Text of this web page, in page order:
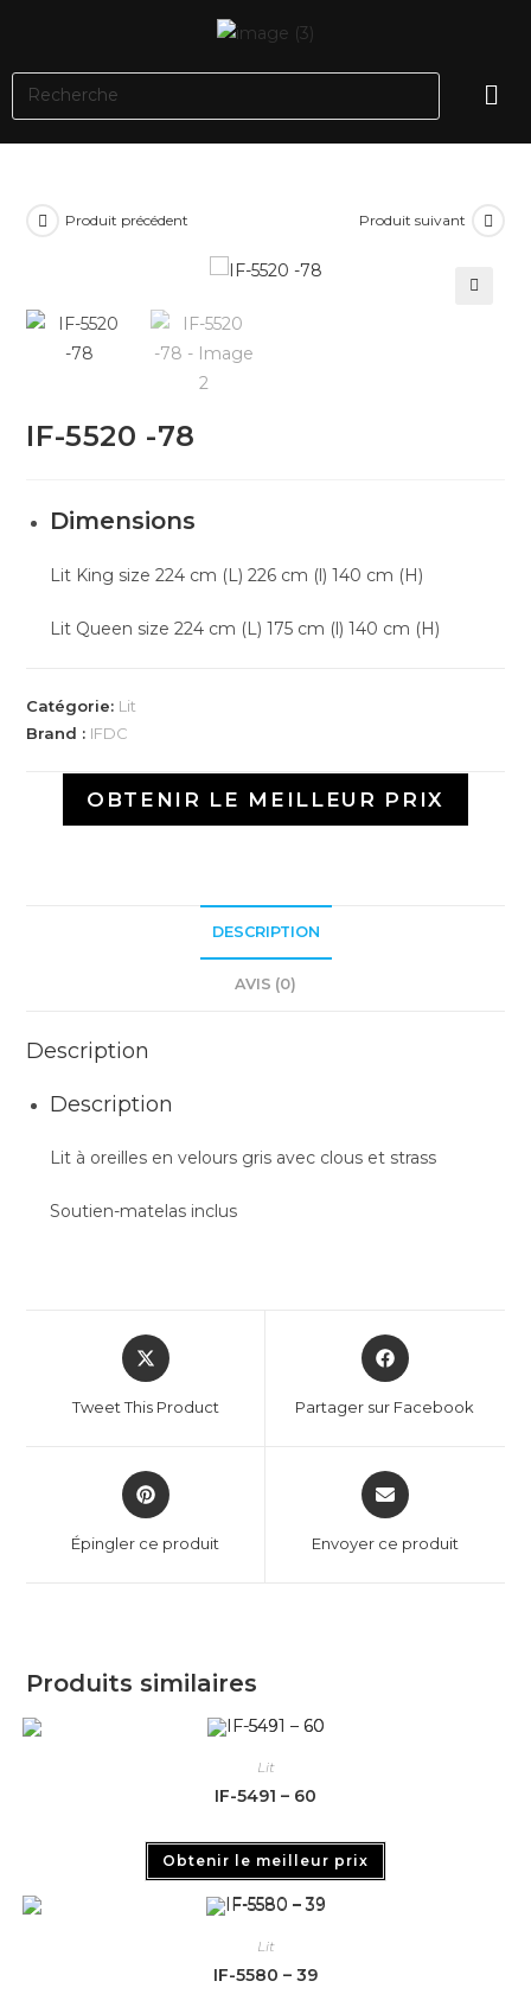
Produit précédent Produit suivant
IF-5520 -78
Dimensions
Lit King size 224 cm (L) 226 cm (l) 140 cm (H)
Lit Queen size 224 cm (L) 175 cm (l) 140 cm (H)
Catégorie: Lit
Brand : IFDC
OBTENIR LE MEILLEUR PRIX
DESCRIPTION
AVIS (0)
Description
Description
Lit à oreilles en velours gris avec clous et strass
Soutien-matelas inclus
Tweet This Product Partager sur Facebook
Épingler ce produit Envoyer ce produit
Produits similaires
Lit
IF-5491 – 60
Obtenir le meilleur prix
Lit
IF-5580 – 39